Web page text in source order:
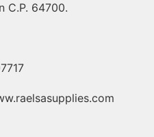
C.P. 64700.